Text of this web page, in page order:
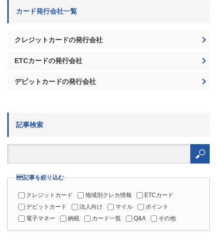
カード発行会社一覧
クレジットカードの発行会社
ETCカードの発行会社
デビットカードの発行会社
記事検索
検
記事を絞り込む
クレジットカード 地域別クレカ情報
ETCカード
デビットカード
法人向け マイル
ポイント
電子マネー
納税 カード一覧 Q&A その他